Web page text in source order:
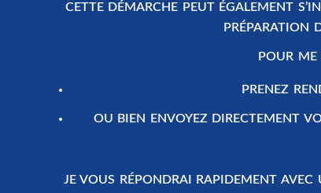
CETTE DÉMARCHE PEUT ÉGALEMENT
PRÉPARATION
POUR ME
PRENEZ
OU BIEN ENVOYEZ DIRECTEMENT
JE VOUS RÉPONDRAI RAPIDEMENT